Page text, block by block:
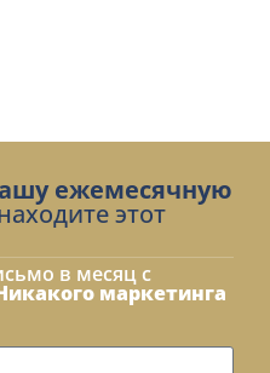
ежемесячную
этот
в месяц с
маркетинга